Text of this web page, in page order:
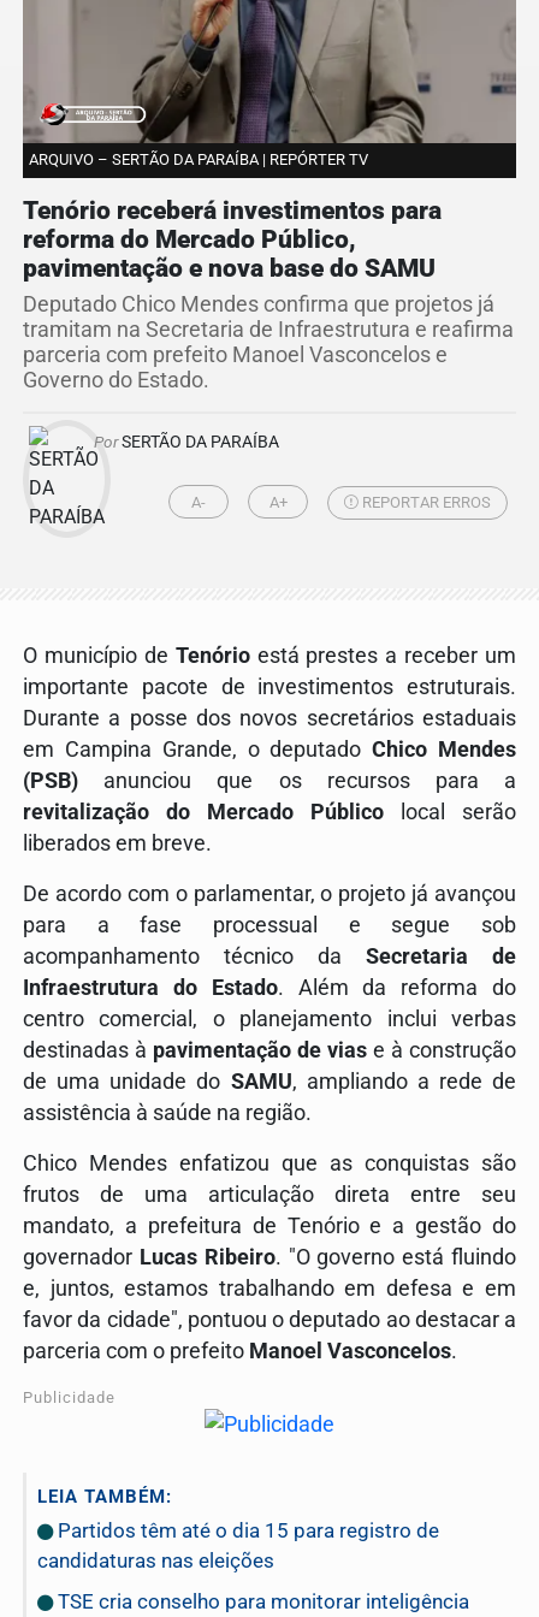
ARQUIVO – SERTÃO DA PARAÍBA | REPÓRTER TV
Tenório receberá investimentos para
reforma do Mercado Público,
pavimentação e nova base do SAMU
Deputado Chico Mendes confirma que projetos já
tramitam na Secretaria de Infraestrutura e reafirma
parceria com prefeito Manoel Vasconcelos e
Governo do Estado.
PorSERTÃO DA PARAÍBA
A- A+ REPORTAR ERROS
O município de Tenórioestá prestes a receber um
importante pacote de investimentos estruturais.
Durante a posse dos novos secretários estaduais
em Campina Grande, o deputadoChico Mendes
(PSB) anunciou que os recursos para a
revitalização do Mercado Público local serão
liberados em breve.
De acordo com o parlamentar, o projeto já avançou
para a fase processual e segue sob
acompanhamento técnico da Secretaria de
Infraestrutura do Estado. Além da reforma do
centro comercial, o planejamento inclui verbas
destinadas à pavimentação de vias e à construção
de uma unidade do SAMU, ampliando a rede de
assistência à saúde na região.
Chico Mendes enfatizou que as conquistas são
frutos de uma articulação direta entre seu
mandato, a prefeitura de Tenório e a gestão do
governador Lucas Ribeiro. "O governo está fluindo
e, juntos, estamos trabalhando em defesa e em
favor da cidade", pontuou o deputado ao destacar a
parceria com o prefeito Manoel Vasconcelos.
Publicidade
LEIA TAMBÉM:
Partidos têm até o dia 15 para registro de
candidaturas nas eleições
TSE cria conselho para monitorar inteligência